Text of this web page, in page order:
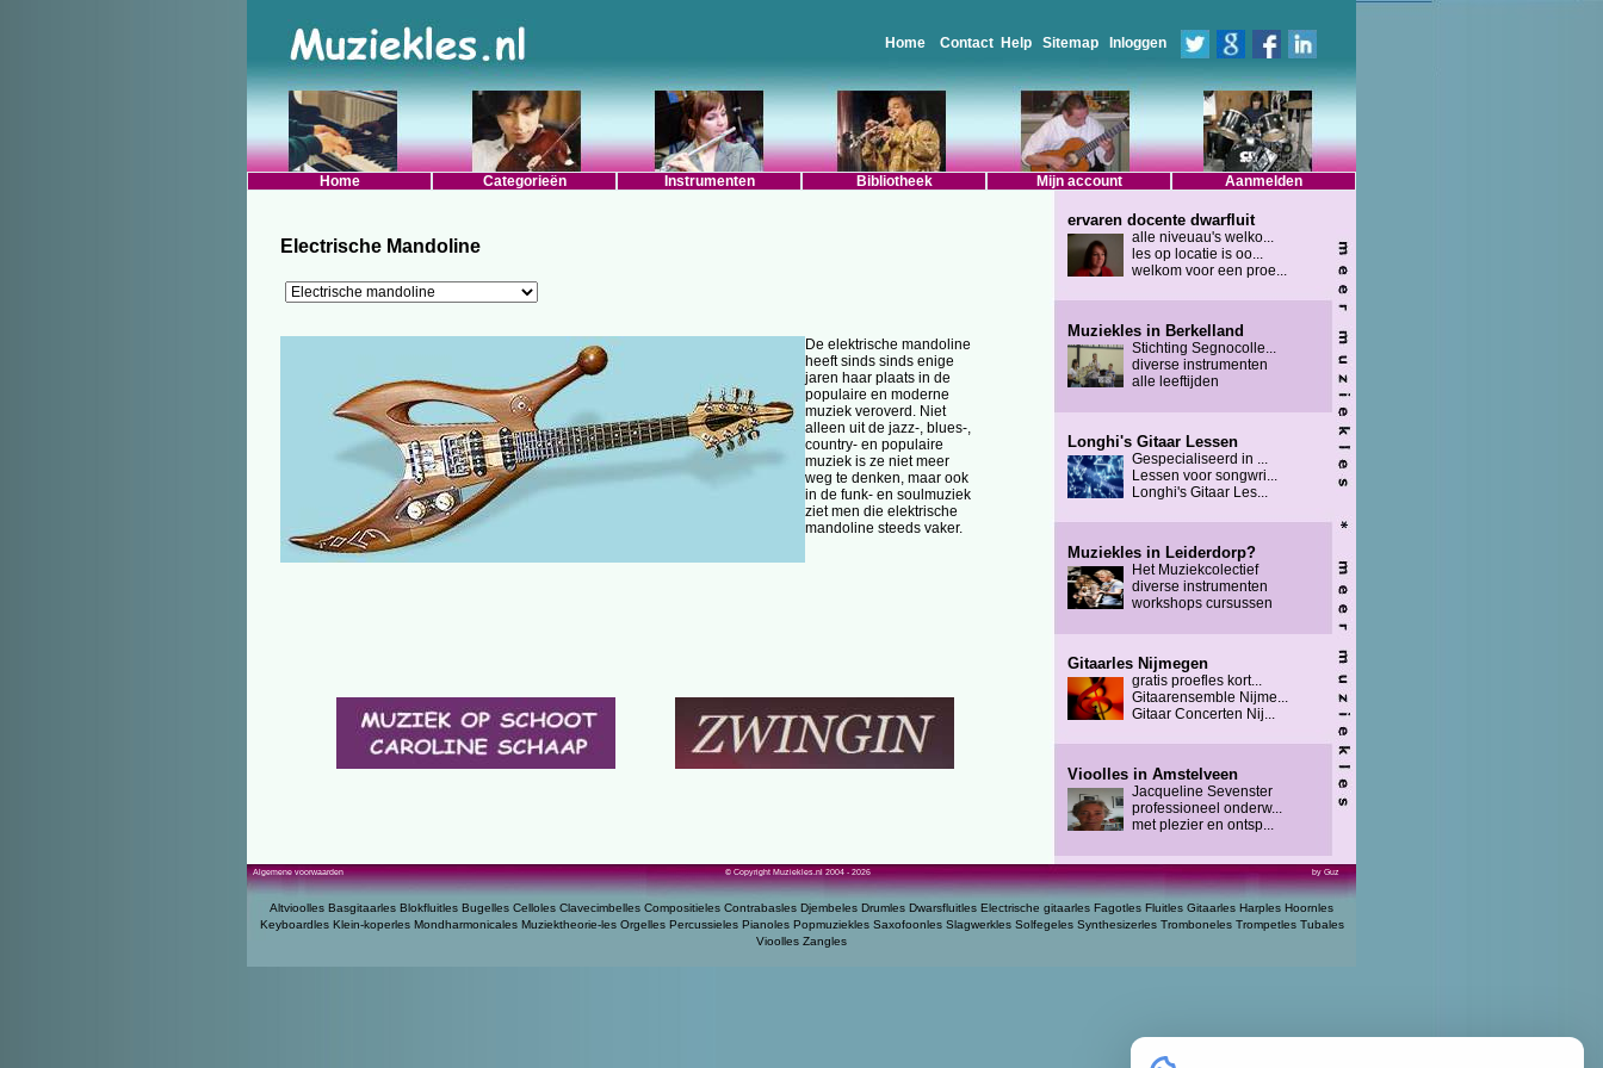
Home Contact Help Sitemap Inloggen
Home Categorieën Instrumenten Bibliotheek Mijn account Aanmelden
Electrische Mandoline
De elektrische mandoline
heeft sinds sinds enige
jaren haar plaats in de
populaire en moderne
muziek veroverd. Niet
alleen uit de jazz-, blues-,
country- en populaire
muziek is ze niet meer
weg te denken, maar ook
in de funk- en soulmuziek
ziet men die elektrische
mandoline steeds vaker.
ervaren docente dwarfluit
alle niveuau's welko...
les op locatie is oo...
welkom voor een proe...
Muziekles in Berkelland
Stichting Segnocolle...
diverse instrumenten
alle leeftijden
Longhi's Gitaar Lessen
Gespecialiseerd in ...
Lessen voor songwri...
Longhi's Gitaar Les...
Muziekles in Leiderdorp?
Het Muziekcolectief
diverse instrumenten
workshops cursussen
Gitaarles Nijmegen
gratis proefles kort...
Gitaarensemble Nijme...
Gitaar Concerten Nij...
Vioolles in Amstelveen
Jacqueline Sevenster
professioneel onderw...
met plezier en ontsp...
Algemene voorwaarden © Copyright Muziekles.nl 2004 - 2026 by Guz
Altvioolles Basgitaarles Blokfluitles Bugelles Celloles Clavecimbelles Compositieles Contrabasles Djembeles Drumles Dwarsfluitles Electrische gitaarles Fagotles Fluitles Gitaarles Harples Hoornles
Keyboardles Klein-koperles Mondharmonicales Muziektheorie-les Orgelles Percussieles Pianoles Popmuziekles Saxofoonles Slagwerkles Solfegeles Synthesizerles Tromboneles Trompetles Tubales
Vioolles Zangles